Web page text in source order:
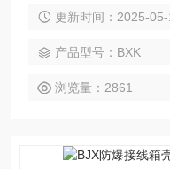
与其配套 的防爆金属软
更新时间：2025-
产品型号：BXK
浏览量：2861